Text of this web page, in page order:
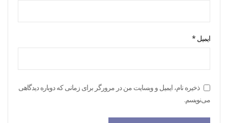
ایمیل *
ذخیره نام، ایمیل و وبسایت من در مرورگر برای زمانی که دوباره دیدگاهی
می‌نویسم.